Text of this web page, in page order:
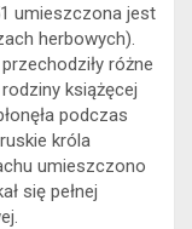
umieszczona jest
herbowych).
różne
książęcej
podczas
króla
umieszczono
się pełnej